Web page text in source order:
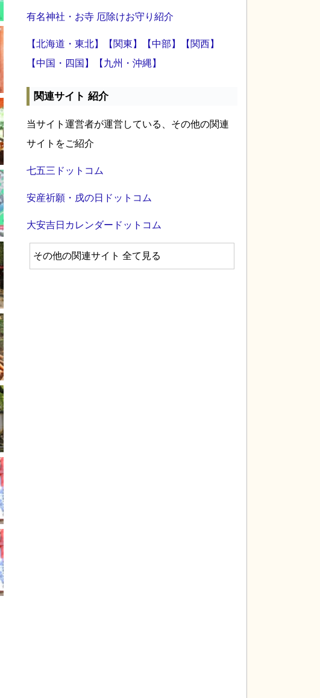
有名神社・お寺 厄除けお守り紹介
【北海道・東北】 【関東】 【中部】
【関西】
【中国・四国】
【九州・沖縄】
関連サイト 紹介
当サイト運営者が運営している、その他の関連
サイトをご紹介
七五三ドットコム
安産祈願・戌の日ドットコム
大安吉日カレンダードットコム
その他の関連サイト 全て見る